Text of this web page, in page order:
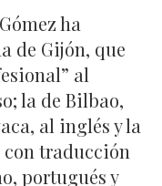
ha
de Gijón, que
al
la de Bilbao,
al inglés y la
con traducción
portugués y